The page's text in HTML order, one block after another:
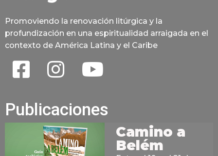
Promoviendo la renovación litúrgica y la
profundización en una espiritualidad arraigada en el
contexto de América Latina y el Caribe
Publicaciones
Camino a
Belém